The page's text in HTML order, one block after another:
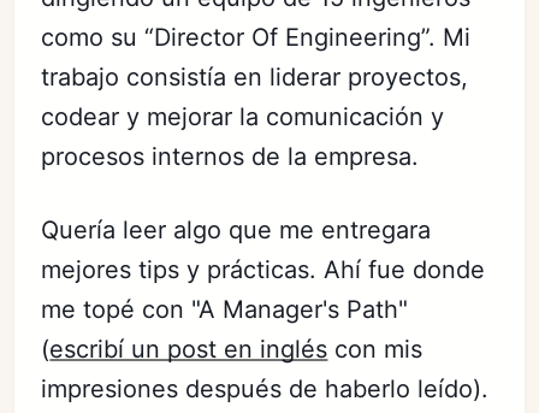
como su “Director Of Engineering”. Mi
trabajo consistía en liderar proyectos,
codear y mejorar la comunicación y
procesos internos de la empresa.
Quería leer algo que me entregara
mejores tips y prácticas. Ahí fue donde
me topé con "A Manager's Path"
(escribí un post en inglés con mis
impresiones después de haberlo leído).